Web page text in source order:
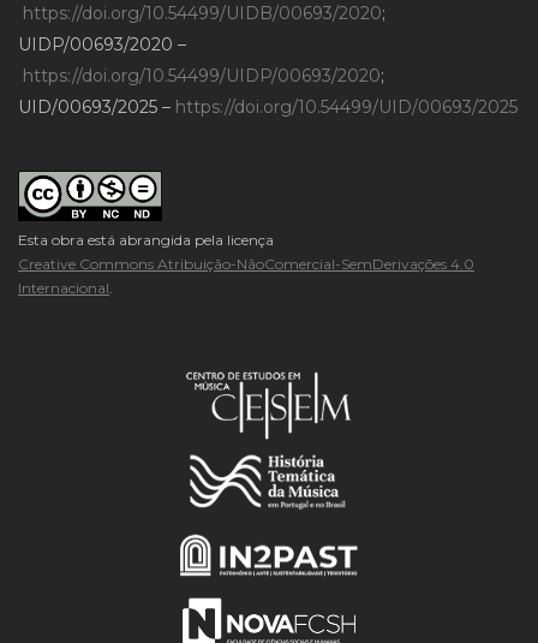
https://doi.org/10.54499/UIDB/00693/2020;
UIDP/00693/2020 –
https://doi.org/10.54499/UIDP/00693/2020;
UID/00693/2025 – https://doi.org/10.54499/UID/00693/2025
Esta obra está abrangida pela licença
Creative Commons Atribuição-NãoComercial-SemDerivações 4.0
Internacional